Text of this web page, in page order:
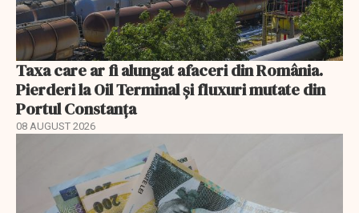
Taxa care ar fi alungat afaceri din România.
Pierderi la Oil Terminal și fluxuri mutate din
Portul Constanța
08 AUGUST 2026